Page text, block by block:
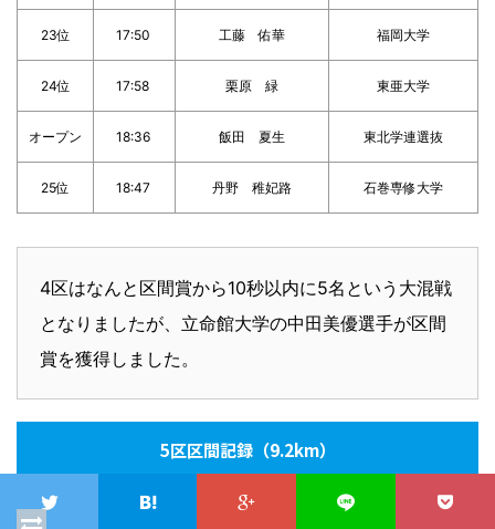
23位 17:50 工藤 佑華 福岡大学
24位 17:58 栗原 緑 東亜大学
オープン 18:36 飯田 夏生 東北学連選抜
25位 18:47 丹野 稚妃路 石巻専修大学
4区はなんと区間賞から10秒以内に5名という大混戦
となりましたが、立命館大学の中田美優選手が区間
賞を獲得しました。
5区区間記録（9.2km）